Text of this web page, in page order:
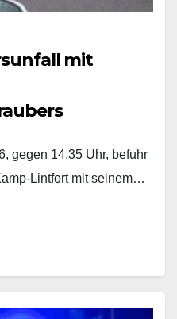
mit
gegen 14.35 Uhr, befuhr
Lintfort mit seinem…